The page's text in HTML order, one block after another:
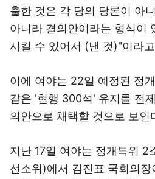
출한 것은 각 당의 당론이 아
아니라 결의안이라는 형식이
시킬 수 있어서 (낸 것)"이라
이에 여야는 22일 예정된 정
같은 '현행 300석' 유지를 전
의안으로 채택할 것으로 보인
지난 17일 여야는 정개특위 2
선소위)에서 김진표 국회의